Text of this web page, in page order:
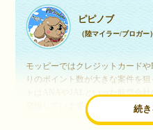
続
ピピノブ
（陸マイラー/ブロガー）
モッピーではクレジットカード
りのポイント数が大きな案件を
交換しています。このようにす
行や海外旅行を実現しています